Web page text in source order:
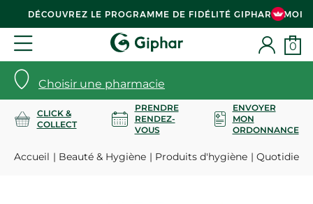
DÉCOUVREZ LE PROGRAMME DE FIDÉLITÉ GIPHAR & MOI
Choisir une pharmacie
0
CLICK &
COLLECT
PRENDRE
RENDEZ-
VOUS
ENVOYER
MON
ORDONNANCE
Accueil Beauté & Hygiène Produits d'hygiène Quotidien